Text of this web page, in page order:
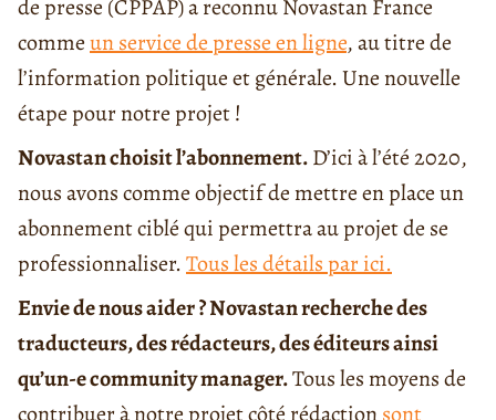
de presse (CPPAP) a reconnu Novastan France
commeunservice de presse en ligne, au titre de
l’information politique et générale. Une nouvelle
étape pour notre projet !
Novastan choisit l’abonnement.D’ici à l’été 2020,
nous avons comme objectif de mettre en place un
abonnement ciblé qui permettra au projet de se
professionnaliser.Tous les détails par ici.
Envie de nous aider ? Novastan recherche des
traducteurs, des rédacteurs, des éditeurs ainsi
qu’un-e community manager.Tous les moyens de